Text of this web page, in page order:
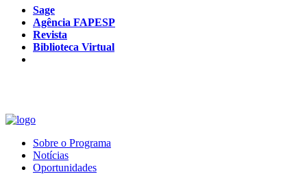
Sage
Agência FAPESP
Revista
Biblioteca Virtual
Sobre o Programa
Notícias
Oportunidades